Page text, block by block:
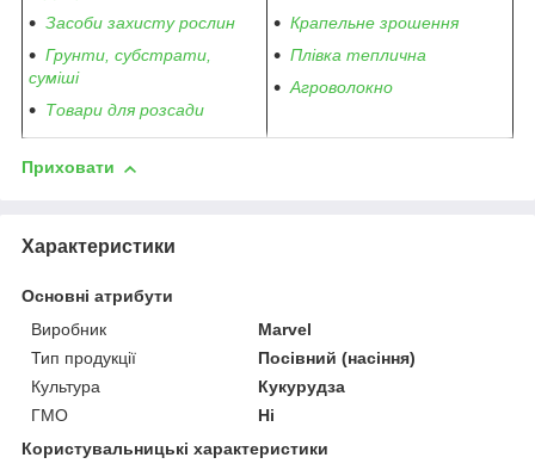
Засоби захисту рослин
Грунти, субстрати,
суміші
Товари для розсади
Крапельне зрошення
Плівка теплична
Агроволокно
Приховати
Характеристики
Основні атрибути
Виробник
Marvel
Тип продукції
Посівний (насіння)
Культура
Кукурудза
ГМО
Ні
Користувальницькі характеристики